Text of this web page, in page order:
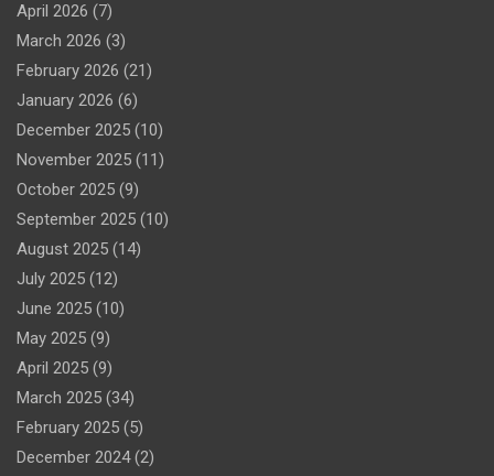
April 2026 (7)
March 2026 (3)
February 2026 (21)
January 2026 (6)
December 2025 (10)
November 2025 (11)
October 2025 (9)
September 2025 (10)
August 2025 (14)
July 2025 (12)
June 2025 (10)
May 2025 (9)
April 2025 (9)
March 2025 (34)
February 2025 (5)
December 2024(2)